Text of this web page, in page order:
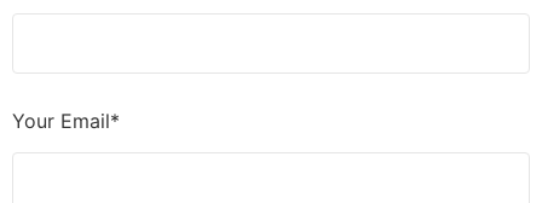
Your Email*